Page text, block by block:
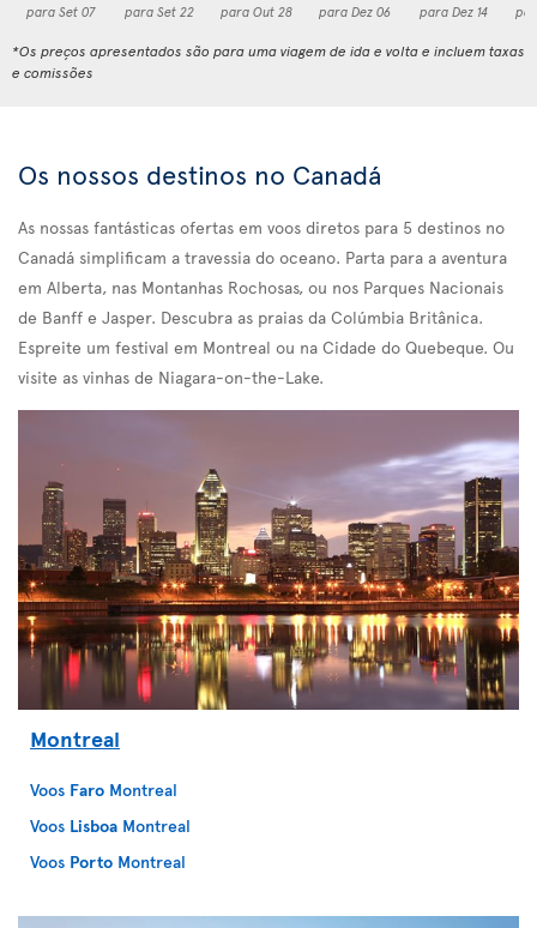
para Set 07
para Set 22
para Out 28
para Dez 06
para Dez 14
*Os preços apresentados são para uma viagem de ida e volta e incluem taxas
e comissões
Os nossos destinos no Canadá
As nossas fantásticas ofertas em voos diretos para 5 destinos no
Canadá simplificam a travessia do oceano. Parta para a aventura
em Alberta, nas Montanhas Rochosas, ou nos Parques Nacionais
de Banff e Jasper. Descubra as praias da Colúmbia Britânica.
Espreite um festival em Montreal ou na Cidade do Quebeque. Ou
visite as vinhas de Niagara-on-the-Lake.
Montreal
Voos Faro Montreal
Voos Lisboa Montreal
Voos Porto Montreal